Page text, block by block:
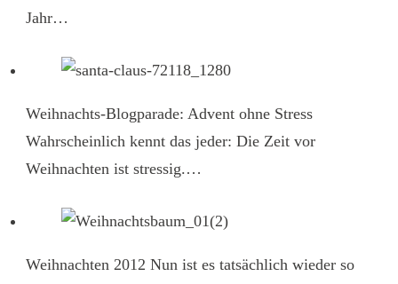
Jahr…
Weihnachts-Blogparade: Advent ohne Stress
Wahrscheinlich kennt das jeder: Die Zeit vor
Weihnachten ist stressig.…
Weihnachten 2012 Nun ist es tatsächlich wieder so